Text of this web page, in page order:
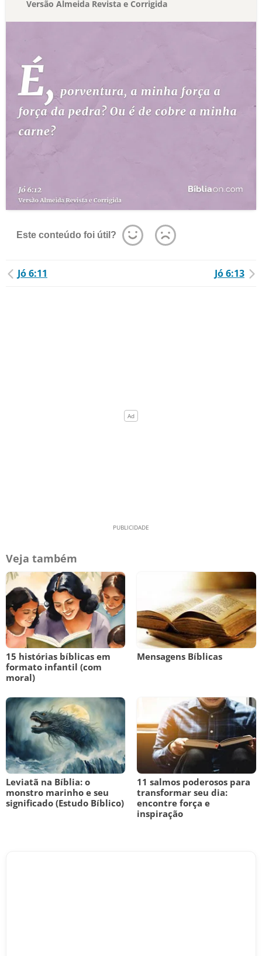
Versão Almeida Revista e Corrigida
Este conteúdo foi útil?
Jó 6:11 Jó 6:13
Veja também
15 histórias bíblicas em
formato infantil (com
moral)
Mensagens Bíblicas
Leviatã na Bíblia: o
monstro marinho e seu
significado (Estudo Bíblico)
11 salmos poderosos para
transformar seu dia:
encontre força e
inspiração